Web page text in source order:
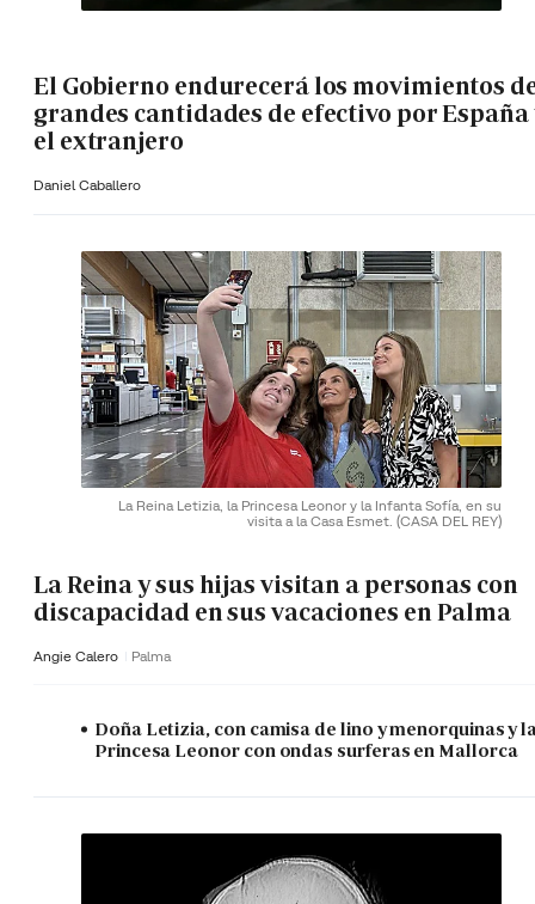
El Gobierno endurecerá los movimientos
grandes cantidades de efectivo por España
el extranjero
Daniel Caballero
La Reina Letizia, la Princesa Leonor y la Infanta Sofía, en su
visita a la Casa Esmet. (CASA DEL REY)
La Reina y sus hijas visitan a personas con
discapacidad en sus vacaciones en Palma
Angie Calero Palma
Doña Letizia, con camisa de lino y menorquinas y
Princesa Leonor con ondas surferas en Mallorca